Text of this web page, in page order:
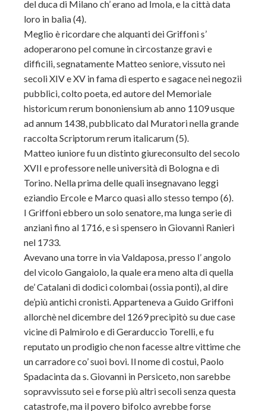
del duca di Milano ch’ erano ad Imola, e la città data
loro in balìa (4).
Meglio è ricordare che alquanti dei Griffoni s’
adoperarono pel comune in circostanze gravi e
difficili, segnatamente Matteo seniore, vissuto nei
secoli XIV e XV in fama di esperto e sagace nei negozii
pubblici, colto poeta, ed autore del Memoriale
historicum rerum bononiensium ab anno 1109 usque
ad annum 1438, pubblicato dal Muratori nella grande
raccolta Scriptorum rerum italicarum (5).
Matteo iuniore fu un distinto giureconsulto del secolo
XVII e professore nelle università di Bologna e di
Torino. Nella prima delle quali insegnavano leggi
eziandio Ercole e Marco quasi allo stesso tempo (6).
I Griffoni ebbero un solo senatore, ma lunga serie di
anziani fino al 1716, e si spensero in Giovanni Ranieri
nel 1733.
Avevano una torre in via Valdaposa, presso l’ angolo
del vicolo Gangaiolo, la quale era meno alta di quella
de’ Catalani di dodici colombai (ossia ponti), al dire
de’più antichi cronisti. Apparteneva a Guido Griffoni
allorchè nel dicembre del 1269 precipitò su due case
vicine di Palmirolo e di Gerarduccio Torelli, e fu
reputato un prodigio che non facesse altre vittime che
un carradore co’ suoi bovi. Il nome di costui, Paolo
Spadacinta da s. Giovanni in Persiceto, non sarebbe
sopravvissuto sei e forse più altri secoli senza questa
catastrofe, ma il povero bifolco avrebbe forse